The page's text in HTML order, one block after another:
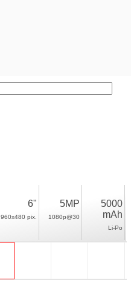
6"
960x480 pix.
5MP
1080p@30
5000
mAh
Li-Po